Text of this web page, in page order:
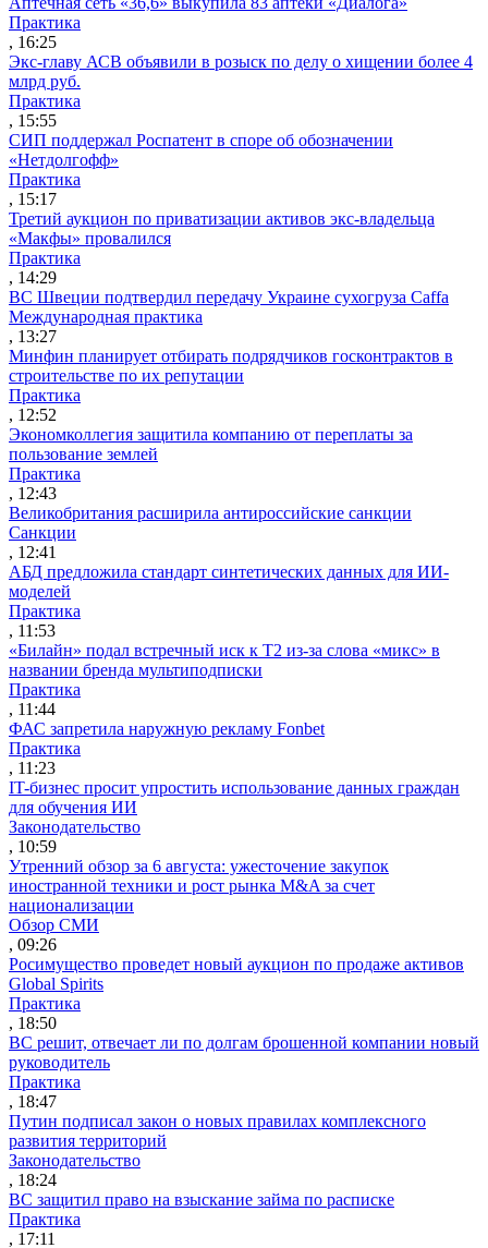
Практика
, 16:25
Экс-главу АСВ объявили в розыск по делу о хищении более 4
млрд руб.
Практика
, 15:55
СИП поддержал Роспатент в споре об обозначении
«Нетдолгофф»
Практика
, 15:17
Третий аукцион по приватизации активов экс-владельца
«Макфы» провалился
Практика
, 14:29
ВС Швеции подтвердил передачу Украине сухогруза Caffa
Международная практика
, 13:27
Минфин планирует отбирать подрядчиков госконтрактов в
строительстве по их репутации
Практика
, 12:52
Экономколлегия защитила компанию от переплаты за
пользование землей
Практика
, 12:43
Великобритания расширила антироссийские санкции
Санкции
, 12:41
АБД предложила стандарт синтетических данных для ИИ-
моделей
Практика
, 11:53
«Билайн» подал встречный иск к Т2 из-за слова «микс» в
названии бренда мультиподписки
Практика
, 11:44
ФАС запретила наружную рекламу Fonbet
Практика
, 11:23
IT-бизнес просит упростить использование данных граждан
для обучения ИИ
Законодательство
, 10:59
Утренний обзор за 6 августа: ужесточение закупок
иностранной техники и рост рынка M&A за счет
национализации
Обзор СМИ
, 09:26
Росимущество проведет новый аукцион по продаже активов
Global Spirits
Практика
, 18:50
ВС решит, отвечает ли по долгам брошенной компании новый
руководитель
Практика
, 18:47
Путин подписал закон о новых правилах комплексного
развития территорий
Законодательство
, 18:24
ВС защитил право на взыскание займа по расписке
Практика
, 17:11